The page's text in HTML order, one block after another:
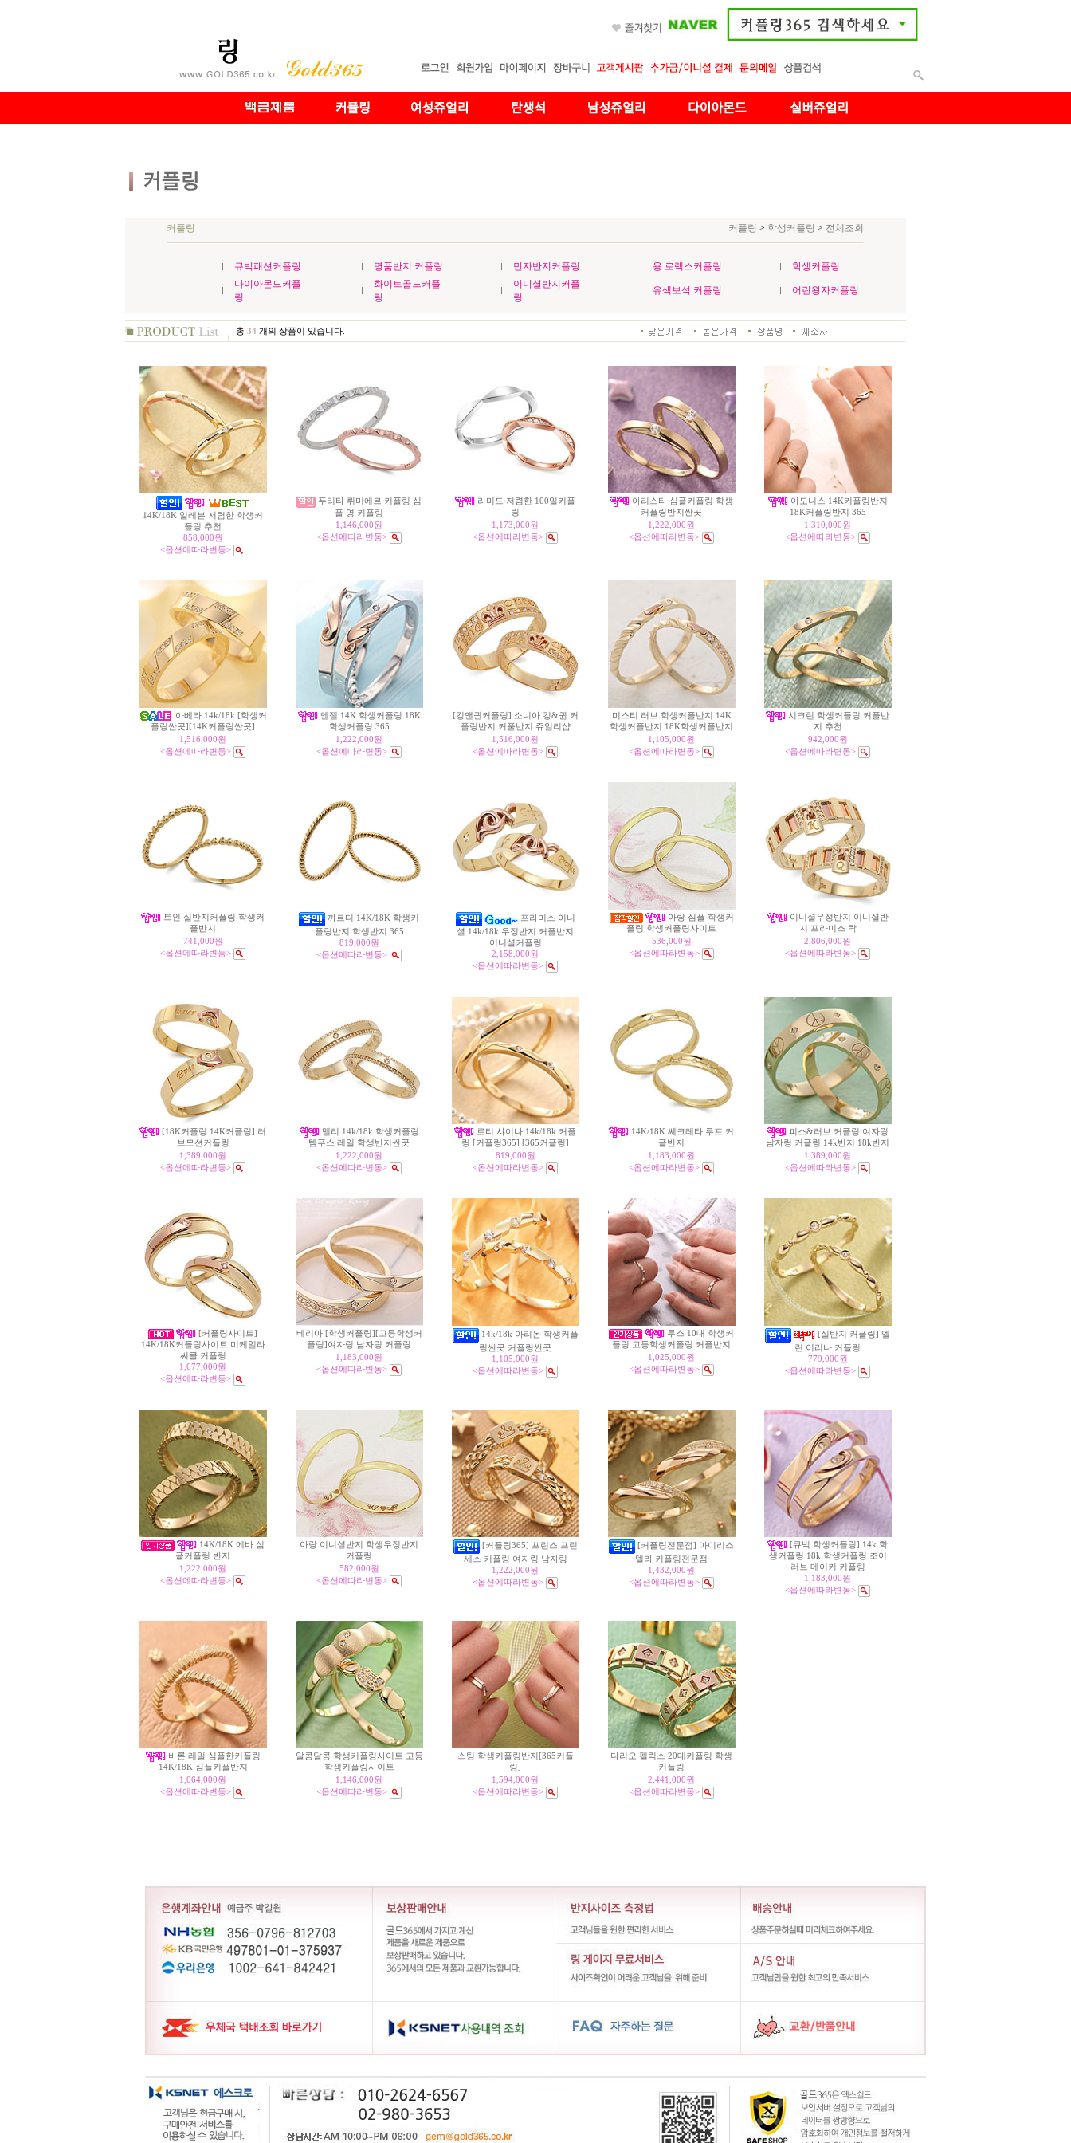
커플링 커플링 > 학생커플링 > 전체조회
큐빅패션커플링 명품반지 커플링 민자반지커플링 용 로렉스커플링
학생커플링
다이아몬드커플
링
화이트골드커플
링
이니셜반지커플
링
유색보석 커플링 어린왕자커플링
총 34개의 상품이 있습니다.
14K/18K 일레븐 저렴한 학생커
플링 추천
858,000원
<옵션에따라변동>
푸리타 뤼미에르 커플링 심
플 영 커플링
1,146,000원
<옵션에따라변동>
라미드 저렴한 100일커플
링
1,173,000원
<옵션에따라변동>
아리스타 심플커플링 학생
커플링반지싼곳
1,222,000원
<옵션에따라변동>
아도니스 14K커플링반지
18K커플링반지 365
1,310,000원
<옵션에따라변동>
아베라 14k/18k [학생커
플링싼곳][14K커플링싼곳]
1,516,000원
<옵션에따라변동>
엔젤 14K 학생커플링 18K
학생커플링 365
1,222,000원
<옵션에따라변동>
[킹앤퀸커플링] 소니아 킹&퀸 커
풀링반지 커풀반지 쥬얼리샵
1,516,000원
<옵션에따라변동>
미스티 러브 학생커플반지 14K
학생커플반지 18K학생커플반지
1,105,000원
<옵션에따라변동>
시크린 학생커플링 커플반
지 추천
942,000원
<옵션에따라변동>
트인 실반지커플링 학생커
플반지
741,000원
<옵션에따라변동>
까르디 14K/18K 학생커
플링반지 학생반지 365
819,000원
<옵션에따라변동>
프라미스 이니
셜 14k/18k 우정반지 커플반지
이니셜커플링
2,158,000원
<옵션에따라변동>
아랑 심플 학생커
플링 학생커플링사이트
536,000원
<옵션에따라변동>
이니셜우정반지 이니셜반
지 프라미스 락
2,806,000원
<옵션에따라변동>
[18K커플링 14K커플링] 러
브모션커플링
1,389,000원
<옵션에따라변동>
멜리 14k/18k 학생커플링
템푸스 레일 학생반지싼곳
1,222,000원
<옵션에따라변동>
로티 샤이나 14k/18k 커플
링 [커플링365] [365커플링]
819,000원
<옵션에따라변동>
14K/18K 쎄크레타 루프 커
플반지
1,183,000원
<옵션에따라변동>
피스&러브 커플링 여자링
남자링 커플링 14k반지 18k반지
1,389,000원
<옵션에따라변동>
[커플링사이트]
14K/18K커플링사이트 미케일라
써클 커플링
1,677,000원
<옵션에따라변동>
베리아 [학생커플링][고등학생커
플링]여자링 남자링 커플링
1,183,000원
<옵션에따라변동>
14k/18k 아리온 학생커플
링싼곳 커플링싼곳
1,105,000원
<옵션에따라변동>
루스 10대 학생커
플링 고등학생커플링 커플반지
1,025,000원
<옵션에따라변동>
[실반지 커플링] 엘
린 이리나 커플링
779,000원
<옵션에따라변동>
14K/18K 에바 심
플커플링 반지
1,222,000원
<옵션에따라변동>
아랑 이니셜반지 학생우정반지
커플링
582,000원
<옵션에따라변동>
[커플링365] 프린스 프린
세스 커플링 여자링 남자링
1,222,000원
<옵션에따라변동>
[커플링전문점] 아이리스
델라 커플링전문점
1,432,000원
<옵션에따라변동>
[큐빅 학생커플링] 14k 학
생커플링 18k 학생커플링 조이
러브 메이커 커플링
1,183,000원
<옵션에따라변동>
바론 레일 심플한커플링
14K/18K 심플커플반지
1,064,000원
<옵션에따라변동>
알콩달콩 학생커플링사이트 고등
학생커플링사이트
1,146,000원
<옵션에따라변동>
스팅 학생커플링반지[365커플
링]
1,594,000원
<옵션에따라변동>
다리오 펠릭스 20대커플링 학생
커플링
2,441,000원
<옵션에따라변동>